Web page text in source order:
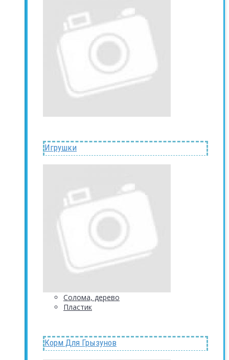
Игрушки
Солома, дерево
Пластик
Корм Для Грызунов